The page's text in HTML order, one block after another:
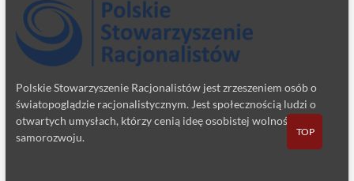
Polskie Stowarzyszenie Racjonalistów jest zrzeszeniem osób o
światopoglądzie racjonalistycznym. Jest społecznością ludzi o
otwartych umysłach, którzy cenią ideę osobistej wolności i
samorozwoju.
TOP